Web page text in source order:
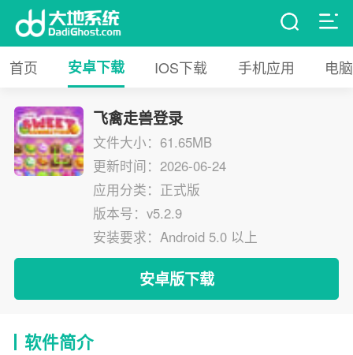
首页 安卓下载 IOS下载 手机应用 电
飞禽走兽登录
文件大小：61.65MB
更新时间：2026-06-24
应用分类：正式版
版本号：v5.2.9
安装要求：Android 5.0 以上
安卓版下载
软件简介